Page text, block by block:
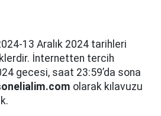
13 Aralık 2024 tarihleri
İnternetten tercih
gecesi, saat 23:59’da sona
olarak kılavuzu